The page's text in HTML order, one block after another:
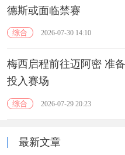
德斯或面临禁赛
综合 2026-07-30 14:10
梅西启程前往迈阿密 准
投入赛场
综合 2026-07-29 20:23
最新文章